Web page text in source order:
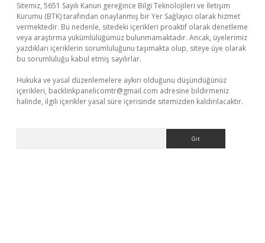
Sitemiz, 5651 Sayılı Kanun gereğince Bilgi Teknolojileri ve İletişim
Kurumu (BTK) tarafından onaylanmış bir Yer Sağlayıcı olarak hizmet
vermektedir. Bu nedenle, sitedeki içerikleri proaktif olarak denetleme
veya araştırma yükümlülüğümüz bulunmamaktadır. Ancak, üyelerimiz
yazdıkları içeriklerin sorumluluğunu taşımakta olup, siteye üye olarak
bu sorumluluğu kabul etmiş sayılırlar.
Hukuka ve yasal düzenlemelere aykırı olduğunu düşündüğünüz
içerikleri, backlinkpanelicomtr@gmail.com adresine bildirmeniz
halinde, ilgili içerikler yasal süre içerisinde sitemizden kaldırılacaktır.